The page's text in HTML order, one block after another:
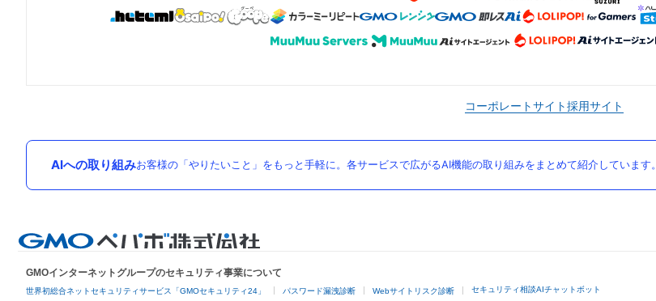
コーポレートサイト採用サイト
AIへの取り組みお客様の「やりたいこと」をもっと手軽に。各サービスで広がるAI機能の取り組みをまとめて紹介しています。
GMOインターネットグループのセキュリティ事業について
世界初総合ネットセキュリティサービス「GMOセキュリティ24」 パスワード漏洩診断 Webサイトリスク診断 セキュリティ相談AIチャットボット